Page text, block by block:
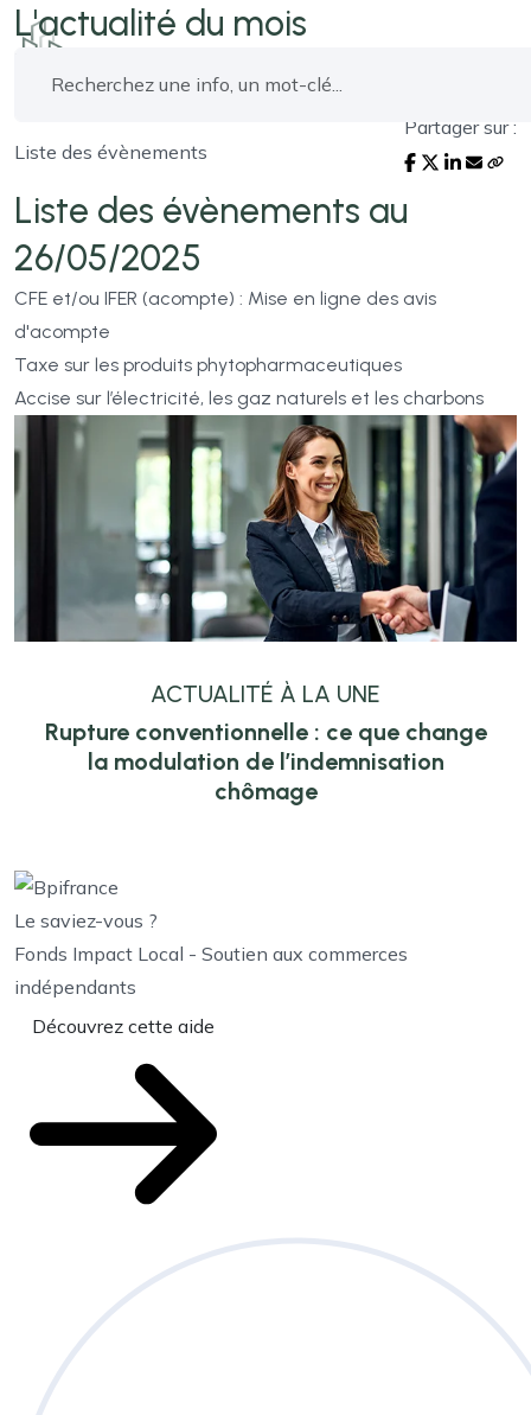
L'actualité du mois
Liste des évènements
Partager sur :
Liste des évènements au
26/05/2025
CFE et/ou IFER (acompte) : Mise en ligne des avis
d'acompte
Taxe sur les produits phytopharmaceutiques
Accise sur l’électricité, les gaz naturels et les charbons
ACTUALITÉ À LA UNE
Rupture conventionnelle : ce que change
la modulation de l’indemnisation
chômage
Le saviez-vous ?
Fonds Impact Local - Soutien aux commerces
indépendants
Découvrez cette aide